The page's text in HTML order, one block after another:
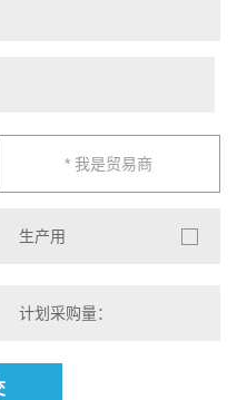
* 我是贸易商
生产用